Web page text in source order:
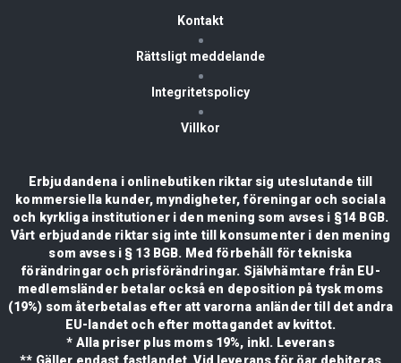
Kontakt
Rättsligt meddelande
Integritetspolicy
Villkor
Erbjudandena i onlinebutiken riktar sig uteslutande till
kommersiella kunder, myndigheter, föreningar och sociala
och kyrkliga institutioner i den mening som avses i §14 BGB.
Vårt erbjudande riktar sig inte till konsumenter i den mening
som avses i § 13 BGB. Med förbehåll för tekniska
förändringar och prisförändringar. Självhämtare från EU-
medlemsländer betalar också en deposition på tysk moms
(19%) som återbetalas efter att varorna anländer till det andra
EU-landet och efter mottagandet av kvittot.
* Alla priser plus moms 19%, inkl. Leverans